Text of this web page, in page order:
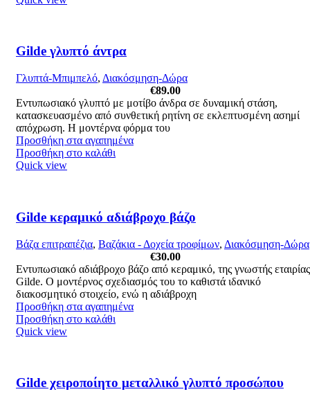
Gilde γλυπτό άντρα
Γλυπτά-Μπιμπελό, Διακόσμηση-Δώρα
€89.00
Εντυπωσιακό γλυπτό με μοτίβο άνδρα σε δυναμική στάση,
κατασκευασμένο από συνθετική ρητίνη σε εκλεπτυσμένη ασημί
απόχρωση. Η μοντέρνα φόρμα του
Προσθήκη στα αγαπημένα
Προσθήκη στο καλάθι
Quick view
Gilde κεραμικό αδιάβροχο βάζο
Βάζα επιτραπέζια, Βαζάκια - Δοχεία τροφίμων, Διακόσμηση-Δώρα
€30.00
Εντυπωσιακό αδιάβροχο βάζο από κεραμικό, της γνωστής εταιρίας
Gilde. Ο μοντέρνος σχεδιασμός του το καθιστά ιδανικό
διακοσμητικό στοιχείο, ενώ η αδιάβροχη
Προσθήκη στα αγαπημένα
Προσθήκη στο καλάθι
Quick view
Gilde χειροποίητο μεταλλικό γλυπτό προσώπου